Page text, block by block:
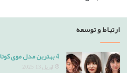
ارتباط و توسعه
4 بهترین مدل موی کوتاه برای صورت گرد و تپل+ عکس
آوریل 13, 2025